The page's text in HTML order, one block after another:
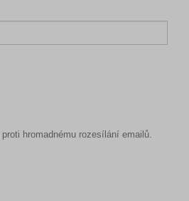
hromadnému rozesílání emailů.